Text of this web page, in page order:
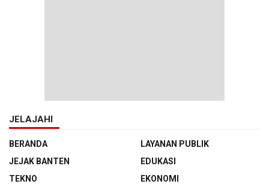
JELAJAHI
BERANDA
LAYANAN PUBLIK
JEJAK BANTEN
EDUKASI
TEKNO
EKONOMI